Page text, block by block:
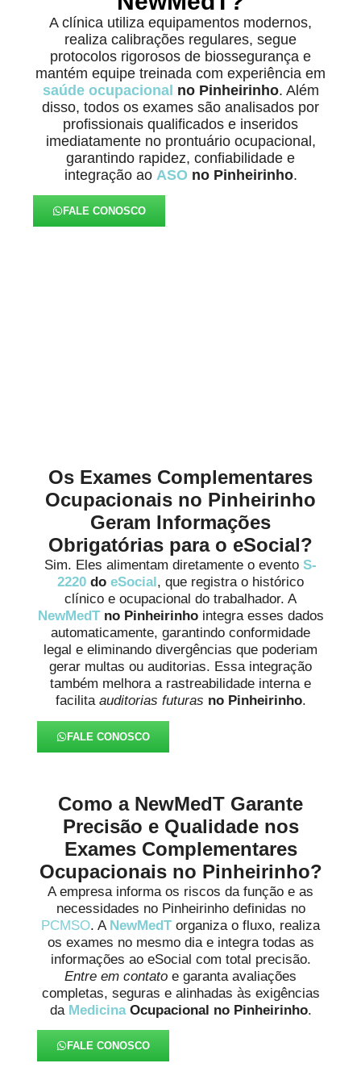
A clínica utiliza equipamentos modernos,
realiza calibrações regulares, segue
protocolos rigorosos de biossegurança e
mantém equipe treinada com experiência em
saúde ocupacional no Pinheirinho. Além
disso, todos os exames são analisados por
profissionais qualificados e inseridos
imediatamente no prontuário ocupacional,
garantindo rapidez, confiabilidade e
integração ao ASOno Pinheirinho.
FALE CONOSCO
Os Exames Complementares
Ocupacionais no Pinheirinho
Geram Informações
Obrigatórias para o eSocial?
Sim. Eles alimentam diretamente o evento S-
2220 do eSocial , que registra o histórico
clínico e ocupacional do trabalhador. A
NewMedT no Pinheirinhointegra esses dados
automaticamente, garantindo conformidade
legal e eliminando divergências que poderiam
gerar multas ou auditorias. Essa integração
também melhora a rastreabilidade interna e
facilita auditorias futuras no Pinheirinho.
FALE CONOSCO
Como a NewMedT Garante
Precisão e Qualidade nos
Exames Complementares
Ocupacionais no Pinheirinho?
A empresa informa os riscos da função e as
necessidades no Pinheirinho definidas no
PCMSO. A NewMedT organiza o fluxo, realiza
os exames no mesmo dia e integra todas as
informações ao eSocial com total precisão.
Entre em contato e garanta avaliações
completas, seguras e alinhadas às exigências
da MedicinaOcupacional no Pinheirinho.
FALE CONOSCO